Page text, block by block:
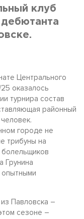
клуб
Центрального
оказалось
турнира состав
районный
городе не
трибуны на
Грунина
Павловска –
сезоне –